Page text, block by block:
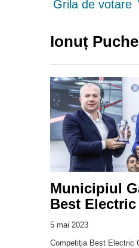
Grila de votare
Ionuț
Municipiul
Best Electric
5 mai 2023
Competiţia Best Electric